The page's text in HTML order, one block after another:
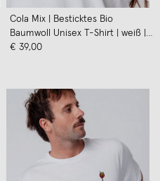
Cola Mix | Besticktes Bio
Baumwoll Unisex T-Shirt | weiß |
Fashion Drinks
€ 39,00